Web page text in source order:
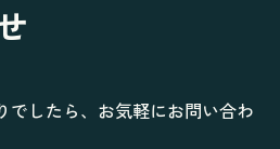
でしたら、お気軽にお問い合わ